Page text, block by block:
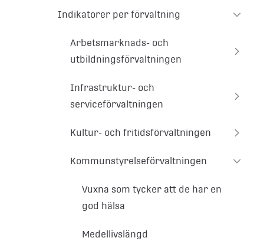
Indikatorer per förvaltning
Arbetsmarknads- och
utbildningsförvaltningen
Infrastruktur- och
serviceförvaltningen
Kultur- och fritidsförvaltningen
Kommunstyrelseförvaltningen
Vuxna som tycker att de har en
god hälsa
Medellivslängd